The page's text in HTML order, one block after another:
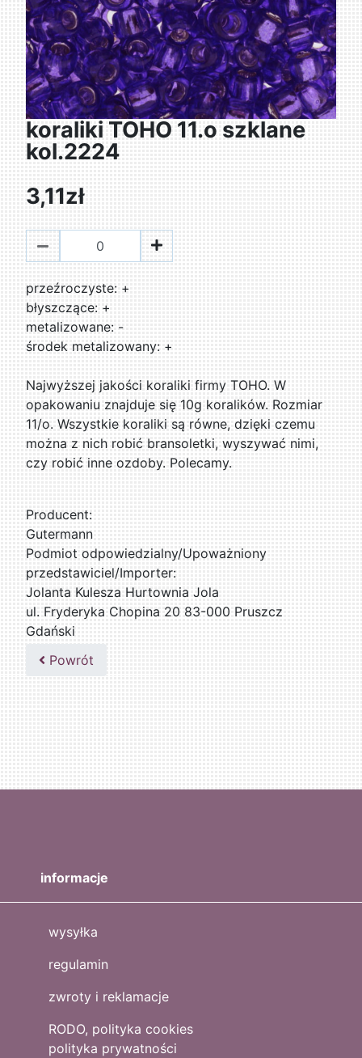
koraliki TOHO 11.o szklane
kol.2224
3,11zł
przeźroczyste: +
błyszczące: +
metalizowane: -
środek metalizowany: +
Najwyższej jakości koraliki firmy TOHO. W
opakowaniu znajduje się 10g koralików. Rozmiar
11/o. Wszystkie koraliki są równe, dzięki czemu
można z nich robić bransoletki, wyszywać nimi,
czy robić inne ozdoby. Polecamy.
Producent:
Gutermann
Podmiot odpowiedzialny/Upoważniony
przedstawiciel/Importer:
Jolanta Kulesza Hurtownia Jola
ul. Fryderyka Chopina 20 83-000 Pruszcz
Gdański
502047435
Powrót
informacje
wysyłka
regulamin
zwroty i reklamacje
RODO, polityka cookies
polityka prywatności